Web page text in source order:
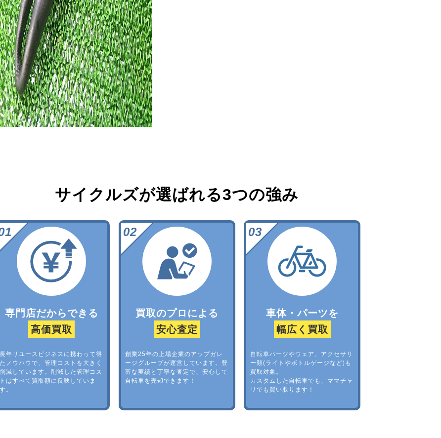
サイクルズが選ばれる3つの強み
専門店だからできる
高価買取
長年リユースビジネスに携わって得
たノウハウで、管理コストを大きく
削減しています。削減した管理コス
トはすべて買取額に反映していま
す。
買取のプロによる
安心査定
創業25年の上場企業のアップガレ
ージグループが運営しています。豊
富な実績と丁寧な査定で、安心して
自転車を売却できます！
車体・パーツを
幅広く買取
自転車パーツやウェア、アクセサリ
ー類(ライトやボトルゲージなど)も
買取対象。
カスタムした自転車でも、ママチャ
リでも買い取ります！